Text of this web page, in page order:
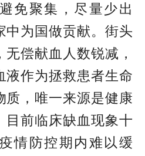
免聚集，尽量少出
中为国做贡献。街头
无偿献血人数锐减，
液作为拯救患者生命
质，唯一来源是健康
目前临床缺血现象十
情防控期内难以缓